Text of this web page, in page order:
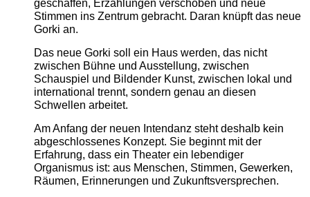
geschaffen, Erzählungen verschoben und neue
Stimmen ins Zentrum gebracht. Daran knüpft das neue
Gorki an.
Das neue Gorki soll ein Haus werden, das nicht
zwischen Bühne und Ausstellung, zwischen
Schauspiel und Bildender Kunst, zwischen lokal und
international trennt, sondern genau an diesen
Schwellen arbeitet.
Am Anfang der neuen Intendanz steht deshalb kein
abgeschlossenes Konzept. Sie beginnt mit der
Erfahrung, dass ein Theater ein lebendiger
Organismus ist: aus Menschen, Stimmen, Gewerken,
Räumen, Erinnerungen und Zukunftsversprechen.